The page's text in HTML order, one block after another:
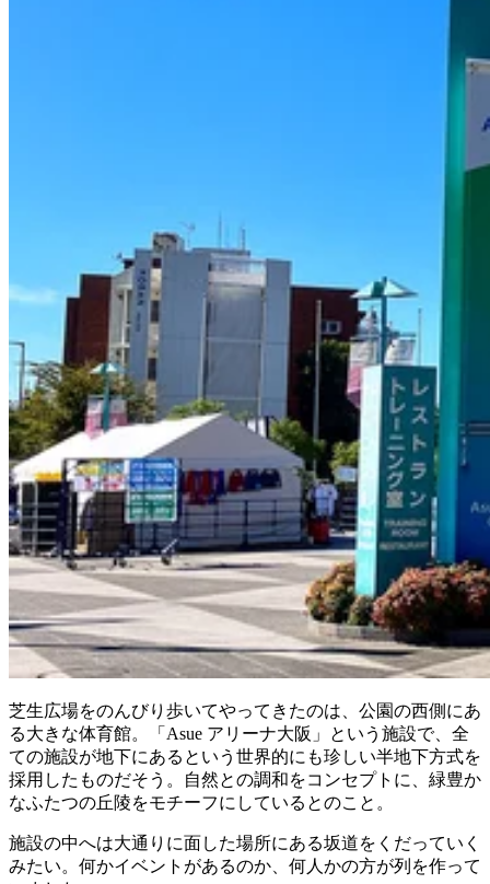
芝生広場をのんびり歩いてやってきたのは、公園の西側にあ
る大きな体育館。「Asue アリーナ大阪」という施設で、全
ての施設が地下にあるという世界的にも珍しい半地下方式を
採用したものだそう。自然との調和をコンセプトに、緑豊か
なふたつの丘陵をモチーフにしているとのこと。
施設の中へは大通りに面した場所にある坂道をくだっていく
みたい。何かイベントがあるのか、何人かの方が列を作って